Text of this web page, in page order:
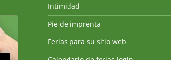
Intimidad
Pie de imprenta
Ferias para su sitio web